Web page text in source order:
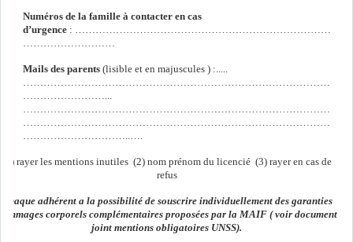
Numéros de la famille à contacter en cas
d’urgence : …………………………………………………………………
………………………
Mails des parents (lisible et en majuscules ) :.....
………………………………………………………………………………
……………………...
………………………………………………………………………………
………………………………………………………………………………
…………………………..….
(1) rayer les mentions inutiles (2) nom prénom du licencié (3) rayer en cas de
refus
Chaque adhérent a la possibilité de souscrire individuellement des garanties
corporels complémentaires proposées par la MAIF ( voir document
joint mentions obligatoires UNSS).